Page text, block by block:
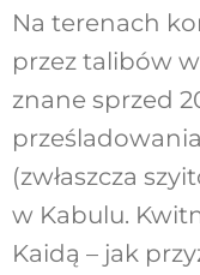
Na terenach
przez talibów
znane sprzed
(zwłaszcza
w Kabulu.
Kaidą – jak